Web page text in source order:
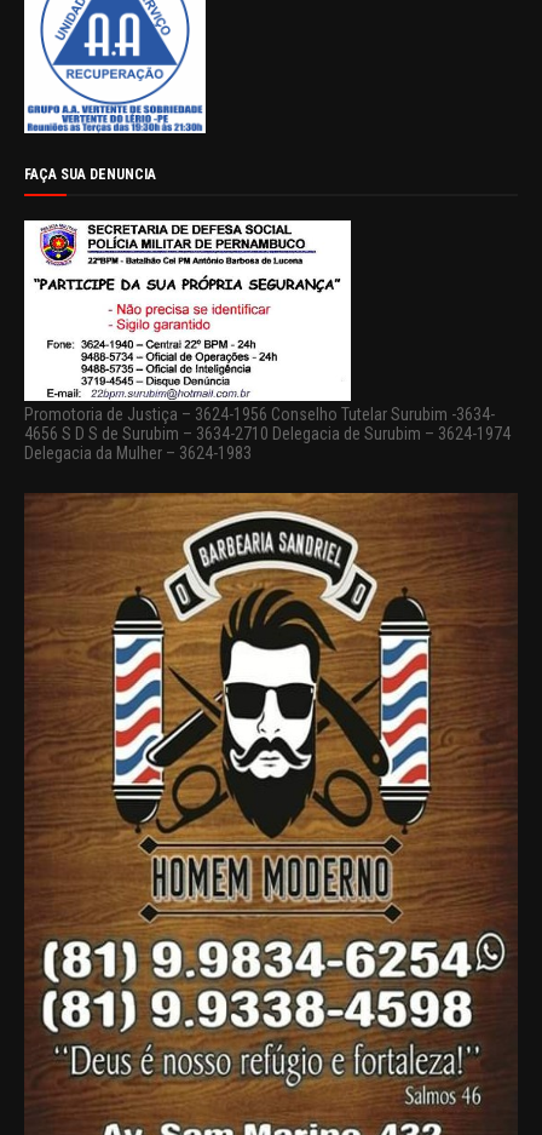
FAÇA SUA DENUNCIA
Promotoria de Justiça – 3624-1956 Conselho Tutelar Surubim -3634-
4656 S D S de Surubim – 3634-2710 Delegacia de Surubim – 3624-1974
Delegacia da Mulher – 3624-1983